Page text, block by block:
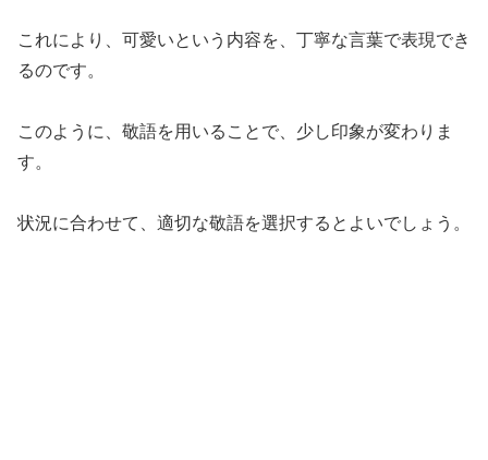
これにより、可愛いという内容を、丁寧な言葉で表現でき
るのです。
このように、敬語を用いることで、少し印象が変わりま
す。
状況に合わせて、適切な敬語を選択するとよいでしょう。